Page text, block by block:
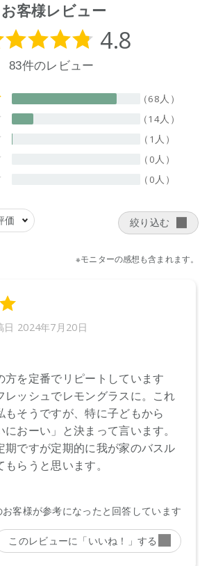
ーアル等の理由により、写真と異なる場
ーアル等の理由により、成分・処方が記
ざいます。
お客様レビュー